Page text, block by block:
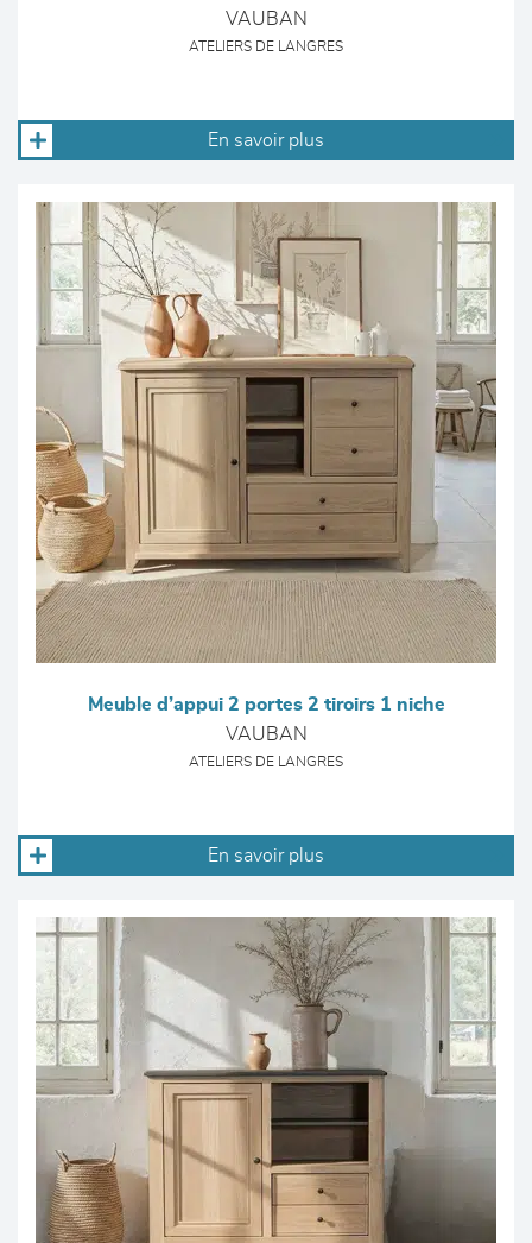
VAUBAN
ATELIERS DE LANGRES
En savoir plus
Meuble d’appui 2 portes 2 tiroirs 1 niche
VAUBAN
ATELIERS DE LANGRES
En savoir plus